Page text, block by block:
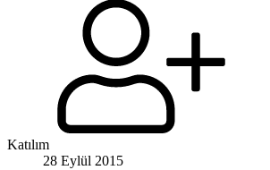
Katılım
28 Eylül 2015